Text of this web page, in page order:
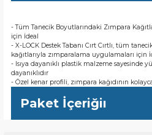
- Tüm Tanecik Boyutlarındaki Zımpara
için İdeal
- X-LOCK Destek Tabanı Cırt Cırtlı, tüm
kağıtlarıyla zımparalama uygulamaları için
- Isıya dayanıklı plastik malzeme sayesinde
dayanıklıdır
- Özel kenar profili, zımpara kağıdının
Paket İçeriğiı